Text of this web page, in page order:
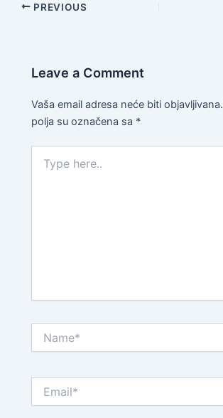
PREVIOUS
Leave a Comment
Vaša email adresa neće biti objavljivana.
polja su označena sa *
here..